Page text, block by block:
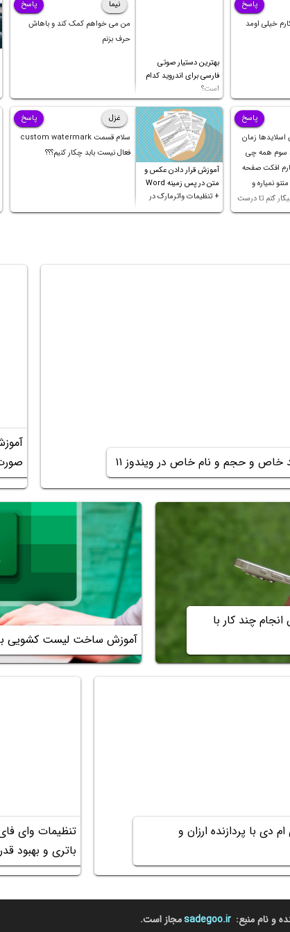
خیلی اومد
پاسخ
بهترین دستیار صوتی
فارسی برای اندروید کدام
است؟
نیما
من می خواهم کمک کند و باهاش
حرف بزنم
پاسخ
اسلایدها زمان
سوم همه چی
افکت صفحه
نمیاره و
کنم تا درست
تا شش ثانیه
چهار
پاسخ
آموزش قرار دادن عکس و
متن در پس زمینه Word
+ تنظیمات واترمارک در
ورد
غزل
سلام قسمت custom watermark
فعال نیست بابد چکار کنیم؟؟؟
پاسخ
و حجم و نام خاص در ویندوز ۱۱
چند کار با
آموزش ساخت لیست کشویی
دی با پردازنده ارزان و
تنظیمات وای
باتری و بهبود
و نام منبع: sadegoo.irمجاز است.